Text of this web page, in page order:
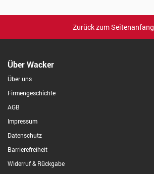
Zurück zum Seitenanfang
Über Wacker
Über uns
Firmengeschichte
AGB
Impressum
Datenschutz
Barrierefreiheit
Widerruf & Rückgabe